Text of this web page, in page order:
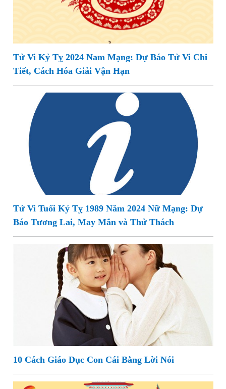
Tử Vi Kỷ Tỵ 2024 Nam Mạng: Dự Báo Tử Vi Chi
Tiết, Cách Hóa Giải Vận Hạn
Tử Vi Tuổi Kỷ Tỵ 1989 Năm 2024 Nữ Mạng: Dự
Báo Tương Lai, May Mắn và Thử Thách
10 Cách Giáo Dục Con Cái Bằng Lời Nói